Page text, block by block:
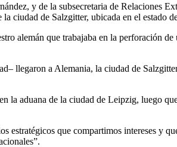
y de la subsecretaria de Relaciones
ciudad de Salzgitter, ubicada en el estado
alemán que trabajaba en la perforación
llegaron a Alemania, la ciudad de
la aduana de la ciudad de Leipzig, luego
que compartimos intereses y